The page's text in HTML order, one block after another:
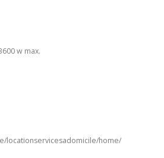
w max.
locationservicesadomicile/home/